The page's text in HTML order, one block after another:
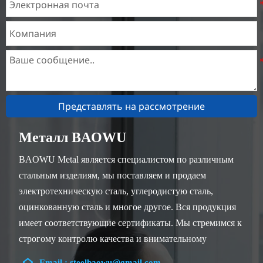
Представлять на рассмотрение
Металл BAOWU
BAOWU Metal является специалистом по различным
стальным изделиям, мы поставляем и продаем
электротехническую сталь, углеродистую сталь,
оцинкованную сталь и многое другое. Вся продукция
имеет соответствующие сертификаты. Мы стремимся к
строгому контролю качества и внимательному
обслуживанию клиентов, наши опытные сотрудники